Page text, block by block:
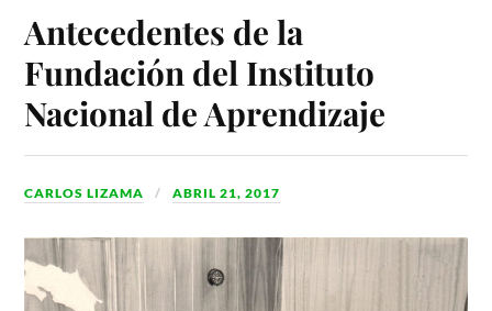
Antecedentes de la
Fundación del Instituto
Nacional de Aprendizaje
CARLOS LIZAMA ABRIL 21, 2017